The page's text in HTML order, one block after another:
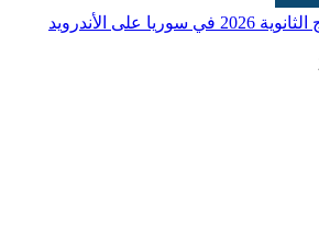
تحميل تطبيق نتائج الثانوية 2026 في سوريا على الأندرويد